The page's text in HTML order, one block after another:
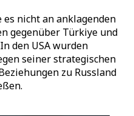
nicht an anklagenden
gegenüber Türkiye und
den USA wurden
seiner strategischen
zu Russland